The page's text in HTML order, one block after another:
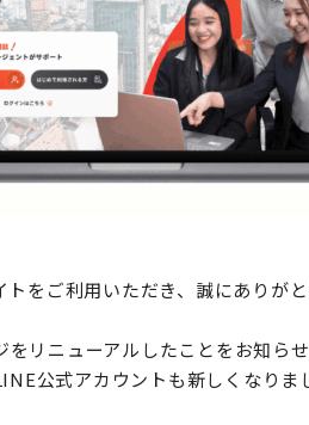
をご利用いただき、誠にありがと
リニューアルしたことをお知らせ
公式アカウントも新しくなりま